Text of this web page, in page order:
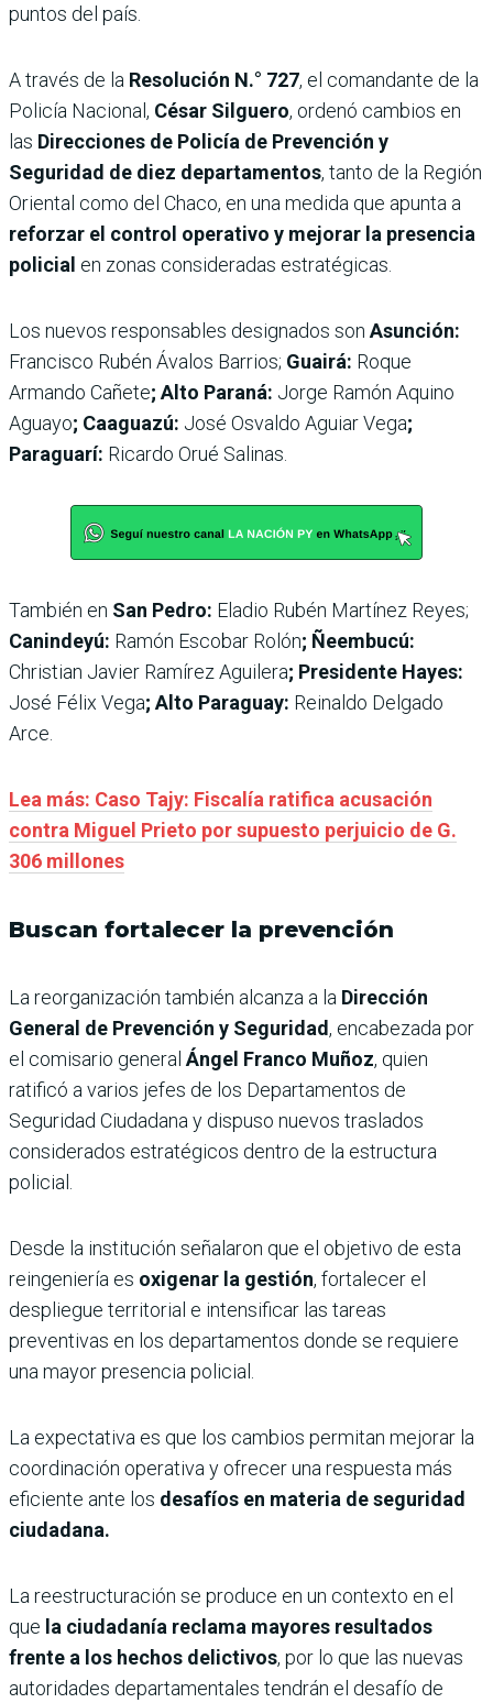
puntos del país.
A través de la Resolución N.° 727, el comandante de la
Policía Nacional, César Silguero, ordenó cambios en
las Direcciones de Policía de Prevención y
Seguridad de diez departamentos, tanto de la Región
Oriental como del Chaco, en una medida que apunta a
reforzar el control operativo y mejorar la presencia
policial en zonas consideradas estratégicas.
Los nuevos responsables designados son Asunción:
Francisco Rubén Ávalos Barrios; Guairá: Roque
Armando Cañete; Alto Paraná: Jorge Ramón Aquino
Aguayo; Caaguazú: José Osvaldo Aguiar Vega;
Paraguarí: Ricardo Orué Salinas.
También en San Pedro: Eladio Rubén Martínez Reyes;
Canindeyú: Ramón Escobar Rolón; Ñeembucú:
Christian Javier Ramírez Aguilera; Presidente Hayes:
José Félix Vega; Alto Paraguay: Reinaldo Delgado
Arce.
Lea más: Caso Tajy: Fiscalía ratifica acusación
contra Miguel Prieto por supuesto perjuicio de G.
306 millones
Buscan fortalecer la prevención
La reorganización también alcanza a la Dirección
General de Prevención y Seguridad, encabezada por
el comisario general Ángel Franco Muñoz, quien
ratificó a varios jefes de los Departamentos de
Seguridad Ciudadana y dispuso nuevos traslados
considerados estratégicos dentro de la estructura
policial.
Desde la institución señalaron que el objetivo de esta
reingeniería es oxigenar la gestión, fortalecer el
despliegue territorial e intensificar las tareas
preventivas en los departamentos donde se requiere
una mayor presencia policial.
La expectativa es que los cambios permitan mejorar la
coordinación operativa y ofrecer una respuesta más
eficiente ante los desafíos en materia de seguridad
ciudadana.
La reestructuración se produce en un contexto en el
que la ciudadanía reclama mayores resultados
frente a los hechos delictivos, por lo que las nuevas
autoridades departamentales tendrán el desafío de